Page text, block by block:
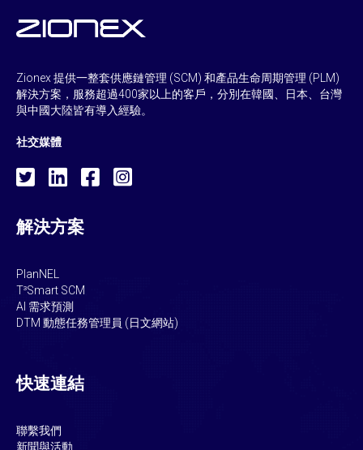
Zionex 提供一整套供應鏈管理 (SCM) 和產品生命周期管理 (PLM)
解決方案，服務超過400家以上的客戶，分別在韓國、日本、台灣
與中國大陸皆有導入經驗。
社交媒體
解決方案
PlanNEL
T³Smart SCM
AI 需求預測
DTM 動態任務管理員 (日文網站)
快速連結
聯繫我們
新聞與活動